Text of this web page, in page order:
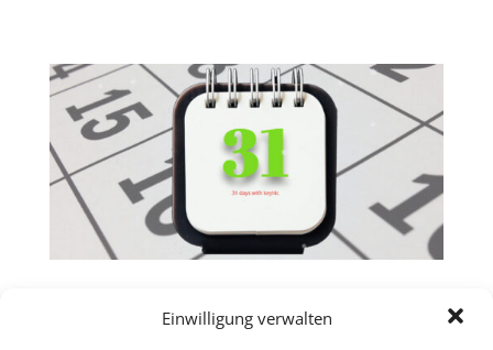
Einwilligung verwalten
Nov. 22, 2021| Allgemein